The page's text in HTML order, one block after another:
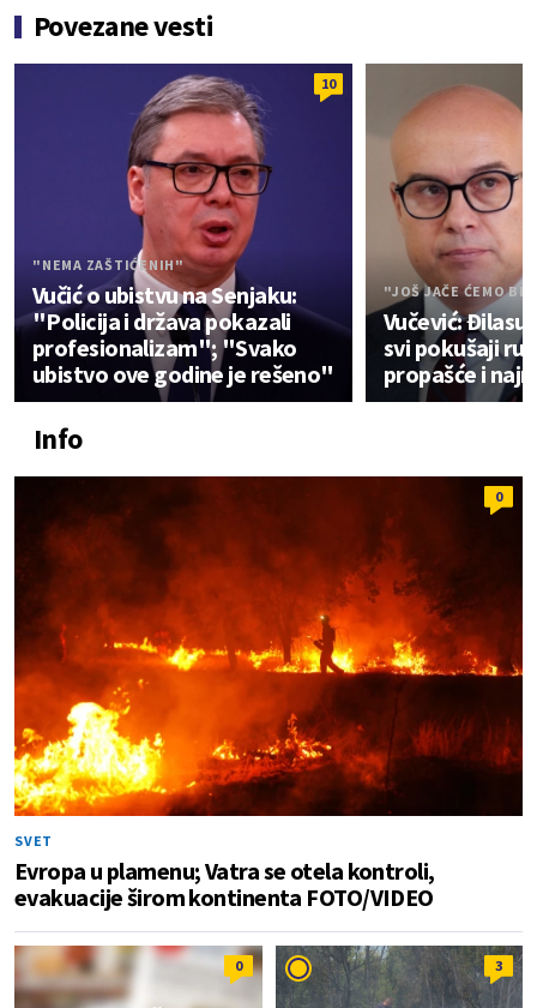
Povezane vesti
10
"NEMA ZAŠTIĆENIH"
Vučić o ubistvu na Senjaku:
"Policija i država pokazali
profesionalizam"; "Svako
ubistvo ove godine je rešeno"
"JOŠ JAČE ĆEMO
Vučević: Đilasu
svi pokušaji
propašće i
Info
0
SVET
Evropa u plamenu; Vatra se otela kontroli,
evakuacije širom kontinenta FOTO/VIDEO
0 3